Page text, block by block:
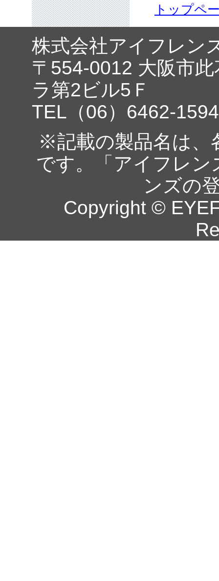
トップペ
株式会社アイフレン
〒554-0012 大阪市
ラ第2ビル5Ｆ
TEL（06）6462-
※記載の製品名は、
です。「アイフレ
ンズの
Copyright ©